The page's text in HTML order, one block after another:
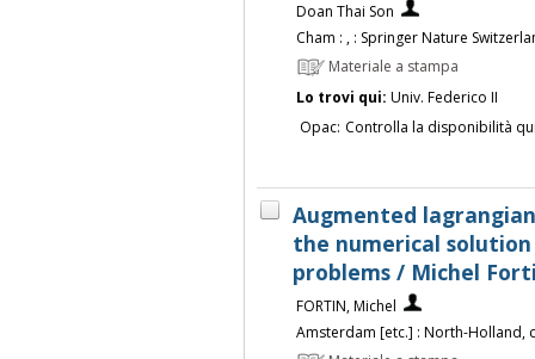
Doan Thai Son
Cham : , : Springer Nature
Materiale a stampa
Lo trovi qui: Univ. Federico II
Opac: Controlla la disponibilità
Augmented
the numerical
problems / Michel
FORTIN, Michel
Amsterdam [etc.] : North-Holland,